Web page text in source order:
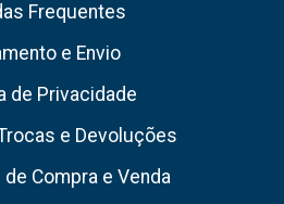
Frequentes
e Envio
de Privacidade
e Devoluções
Compra e Venda